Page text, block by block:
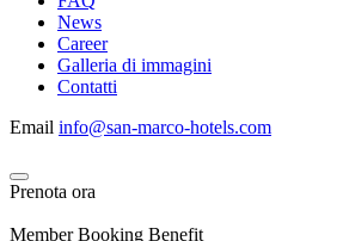
News
Career
Galleria di immagini
Contatti
Email info@san-marco-hotels.com
Prenota ora
Member Booking Benefit